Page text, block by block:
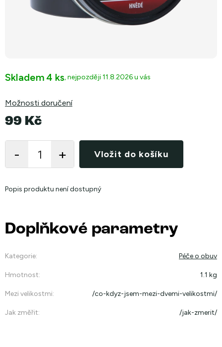
Skladem 4 ks 11.8.2026
Možnosti doručení
99 Kč
cena:
Vložit do košíku
Popis produktu není dostupný
Doplňkové parametry
Kategorie: Péče o obuv
Hmotnost: 1.1 kg
Mezi velikostmi: /co-kdyz-jsem-mezi-dvemi-velikostmi/
Jak změřit: /jak-zmerit/